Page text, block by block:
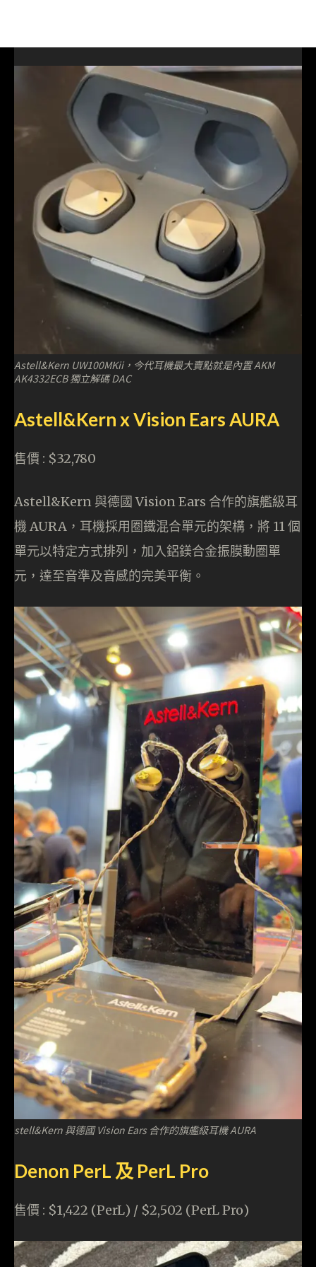
Astell&Kern UW100MKii，今代耳機最大賣點就是內置 AKM
AK4332ECB 獨立解碼 DAC
Astell&Kern x Vision Ears AURA
售價 : $32,780
Astell&Kern 與德國 Vision Ears 合作的旗艦級耳
機 AURA，耳機採用圈鐵混合單元的架構，將 11 個
單元以特定方式排列，加入鋁鎂合金振膜動圈單
元，達至音準及音感的完美平衡。
stell&Kern 與德國 Vision Ears 合作的旗艦級耳機 AURA
Denon PerL 及 PerL Pro
售價 : $1,422 (PerL) / $2,502 (PerL Pro)